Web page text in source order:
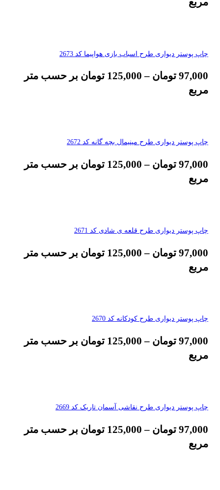
چاپ پوستر دیواری طرح اسباب بازی هواپیما کد 2673
97,000 تومان –
125,000 تومان بر حسب متر
مربع
چاپ پوستر دیواری طرح مینیمال بچه گانه کد 2672
97,000 تومان –
125,000 تومان بر حسب متر
مربع
چاپ پوستر دیواری طرح قلعه ی شادی کد 2671
97,000 تومان –
125,000 تومان بر حسب متر
مربع
چاپ پوستر دیواری طرح کودکانه کد 2670
97,000 تومان –
125,000 تومان بر حسب متر
مربع
چاپ پوستر دیواری طرح نقاشی آسمان تاریک کد 2669
97,000 تومان –
125,000 تومان بر حسب متر
مربع